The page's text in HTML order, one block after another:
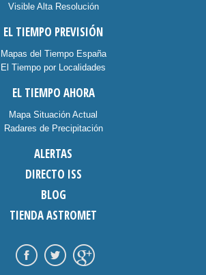
Visible Alta Resolución
EL TIEMPO PREVISIÓN
Mapas del Tiempo España
El Tiempo por Localidades
EL TIEMPO AHORA
Mapa Situación Actual
Radares de Precipitación
ALERTAS
DIRECTO ISS
BLOG
TIENDA ASTROMET